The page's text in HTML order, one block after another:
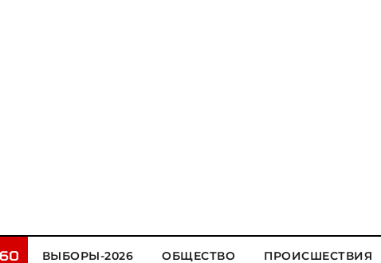
ВЫБОРЫ-2026 ОБЩЕСТВО ПРОИСШЕСТВИЯ